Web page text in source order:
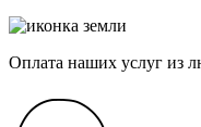
Оплата наших услуг из